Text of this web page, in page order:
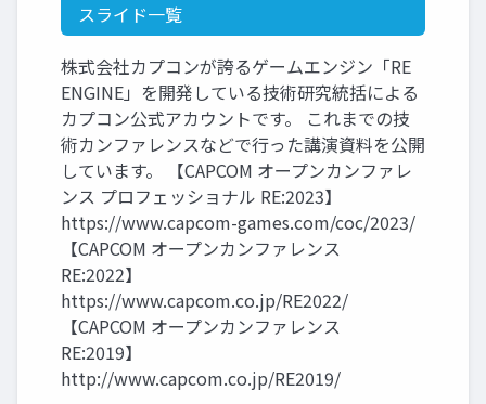
スライド一覧
株式会社カプコンが誇るゲームエンジン「RE
ENGINE」を開発している技術研究統括による
カプコン公式アカウントです。 これまでの技
術カンファレンスなどで行った講演資料を公開
しています。 【CAPCOM オープンカンファレ
ンス プロフェッショナル RE:2023】
https://www.capcom-games.com/coc/2023/
【CAPCOM オープンカンファレンス
RE:2022】
https://www.capcom.co.jp/RE2022/
【CAPCOM オープンカンファレンス
RE:2019】
http://www.capcom.co.jp/RE2019/